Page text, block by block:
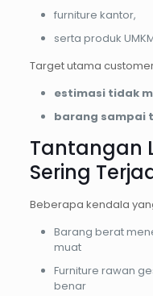
furniture kantor,
serta produk
Target utama
estimasi tidak
barang sampai
Tantangan
Sering
Beberapa kendala
Barang berat
muat
Furniture rawan
benar